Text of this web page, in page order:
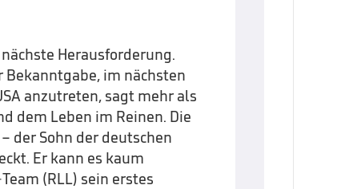
Herausforderung.
Bekanntgabe, im nächsten
anzutreten, sagt mehr als
dem Leben im Reinen. Die
der Sohn der deutschen
Er kann es kaum
(RLL) sein erstes